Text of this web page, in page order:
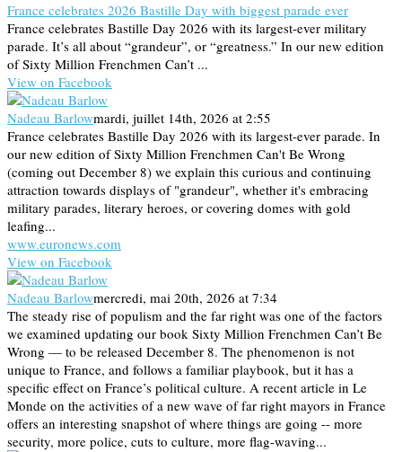
France celebrates 2026 Bastille Day with biggest parade ever
France celebrates Bastille Day 2026 with its largest-ever military
parade. It’s all about “grandeur”, or “greatness.” In our new edition
of Sixty Million Frenchmen Can’t ...
View on Facebook
Nadeau Barlowmardi, juillet 14th, 2026 at 2:55
France celebrates Bastille Day 2026 with its largest-ever parade. In
our new edition of Sixty Million Frenchmen Can't Be Wrong
(coming out December 8) we explain this curious and continuing
attraction towards displays of "grandeur", whether it's embracing
military parades, literary heroes, or covering domes with gold
leafing...
www.euronews.com
View on Facebook
Nadeau Barlowmercredi, mai 20th, 2026 at 7:34
The steady rise of populism and the far right was one of the factors
we examined updating our book Sixty Million Frenchmen Can’t Be
Wrong — to be released December 8. The phenomenon is not
unique to France, and follows a familiar playbook, but it has a
specific effect on France’s political culture. A recent article in Le
Monde on the activities of a new wave of far right mayors in France
offers an interesting snapshot of where things are going -- more
security, more police, cuts to culture, more flag-waving...